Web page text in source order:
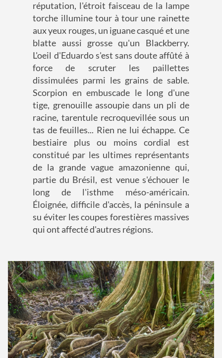
réputation, l'étroit faisceau de la lampe
torche illumine tour à tour une rainette
aux yeux rouges, un iguane casqué et une
blatte aussi grosse qu'un Blackberry.
L'oeil d'Eduardo s'est sans doute affûté à
force de scruter les paillettes
dissimulées parmi les grains de sable.
Scorpion en embuscade le long d'une
tige, grenouille assoupie dans un pli de
racine, tarentule recroquevillée sous un
tas de feuilles... Rien ne lui échappe. Ce
bestiaire plus ou moins cordial est
constitué par les ultimes représentants
de la grande vague amazonienne qui,
partie du Brésil, est venue s'échouer le
long de l'isthme méso-américain.
Éloignée, difficile d'accès, la péninsule a
su éviter les coupes forestières massives
qui ont affecté d'autres régions.